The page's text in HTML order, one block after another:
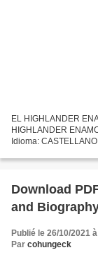
EL HIGHLANDER
HIGHLANDER
Idioma:
gratis Descarga...
Download
and
Publié le 26/10/2021
Par cohungeck